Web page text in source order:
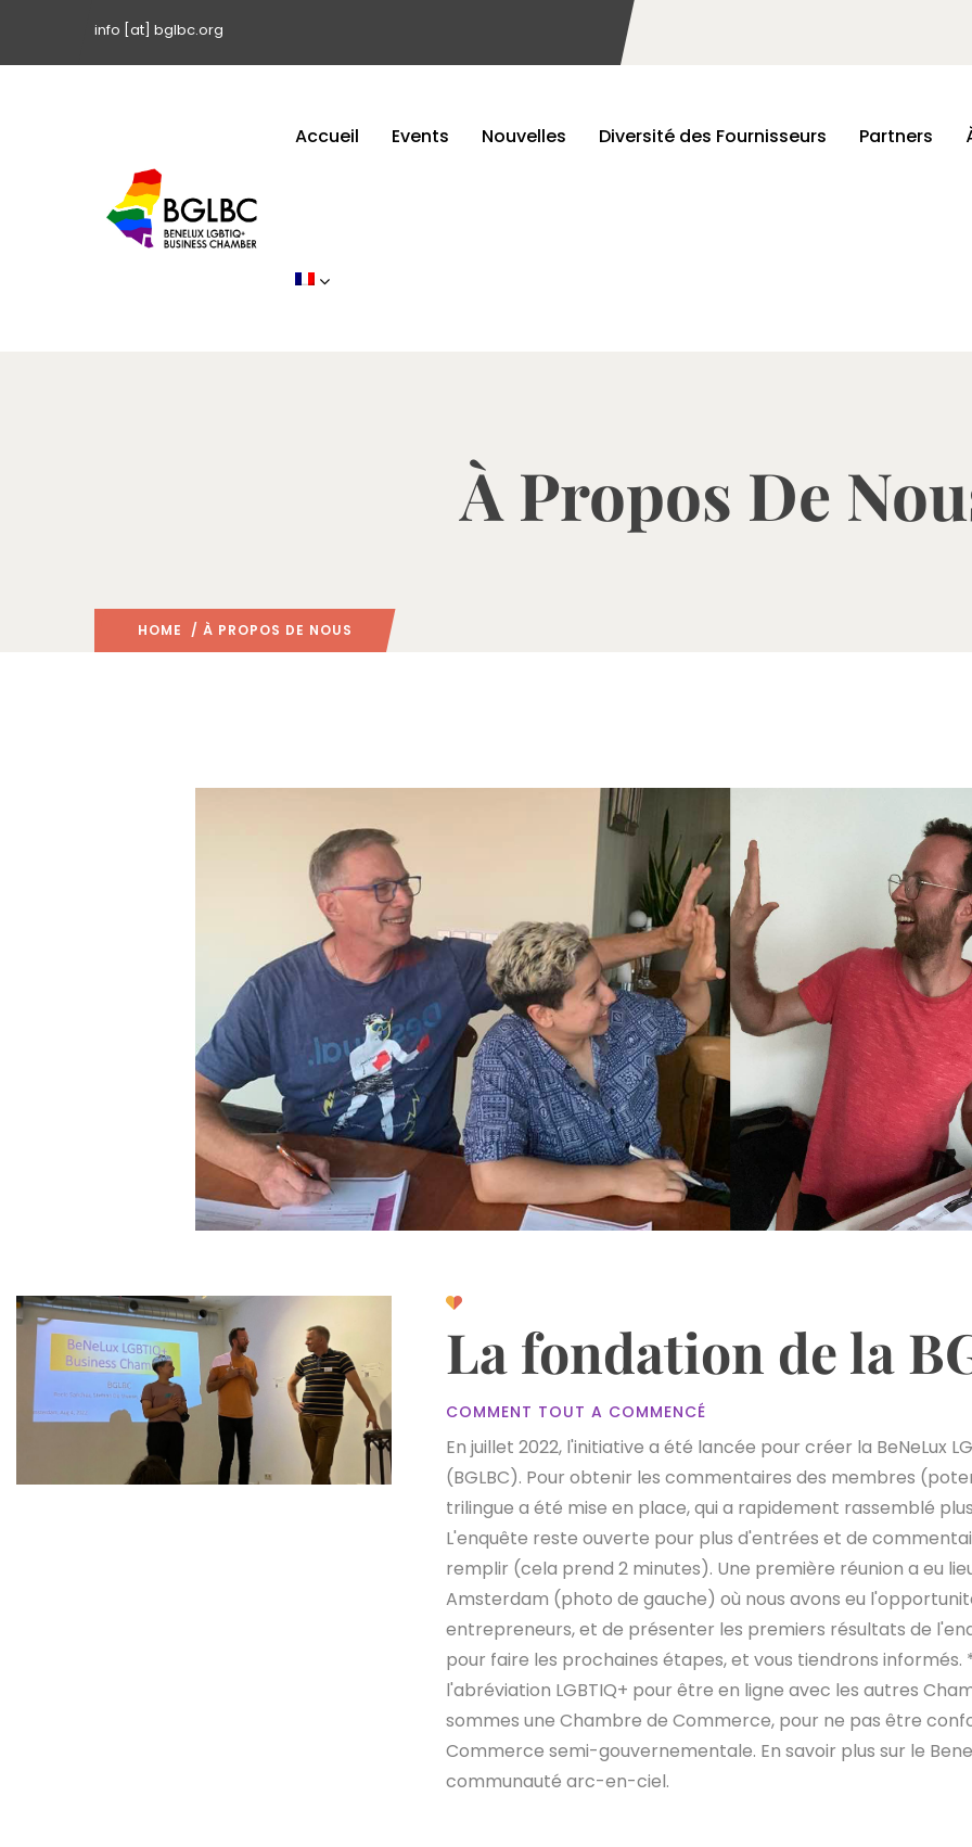
info [at] bglbc.org
Accueil Events Nouvelles Diversité des Fournisseurs Partners
À Propos De
HOME / À PROPOS DE NOUS
La fondation de la
COMMENT TOUT A COMMENCÉ
En juillet 2022, l'initiative a été lancée pour créer la BeNeLux
(BGLBC). Pour obtenir les commentaires des membres
trilingue a été mise en place, qui a rapidement rassemblé
L'enquête reste ouverte pour plus d'entrées et de
remplir (cela prend 2 minutes). Une première réunion a eu
Amsterdam (photo de gauche) où nous avons eu
entrepreneurs, et de présenter les premiers résultats de
pour faire les prochaines étapes, et vous tiendrons informés.
l'abréviation LGBTIQ+ pour être en ligne avec les autres
sommes une Chambre de Commerce, pour ne pas être
Commerce semi-gouvernementale. En savoir plus sur le
communauté arc-en-ciel.